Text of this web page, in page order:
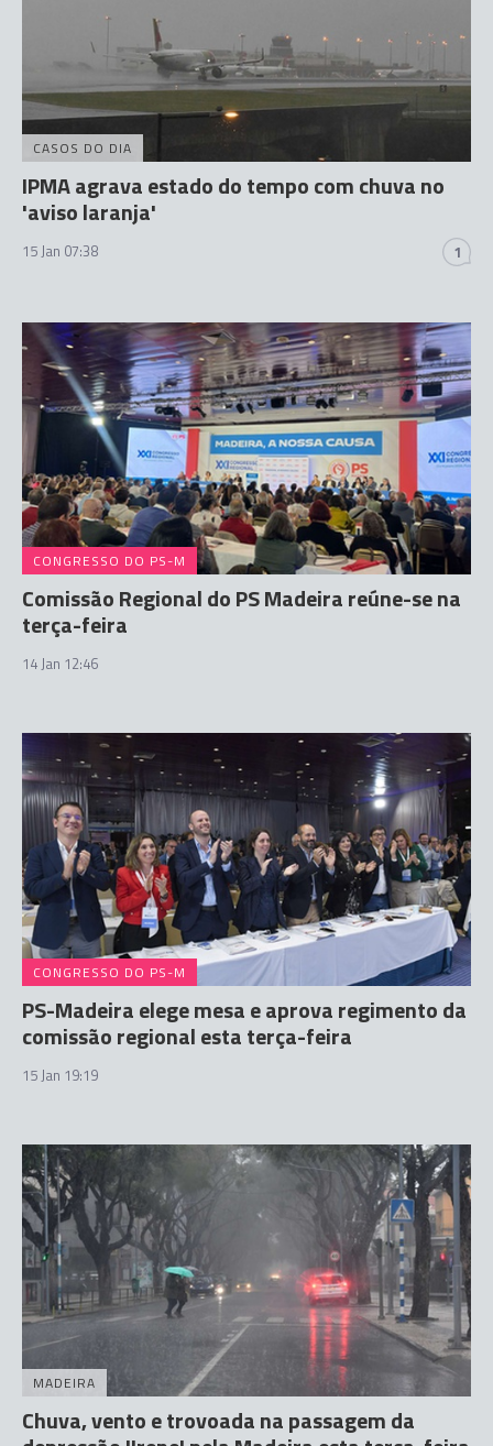
CASOS DO DIA
IPMA agrava estado do tempo com chuva no
'aviso laranja'
15 Jan 07:38 1
CONGRESSO DO PS-M
Comissão Regional do PS Madeira reúne-se na
terça-feira
14 Jan 12:46
CONGRESSO DO PS-M
PS-Madeira elege mesa e aprova regimento da
comissão regional esta terça-feira
15 Jan 19:19
MADEIRA
Chuva, vento e trovoada na passagem da